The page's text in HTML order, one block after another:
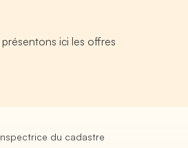
ici les offres
du cadastre